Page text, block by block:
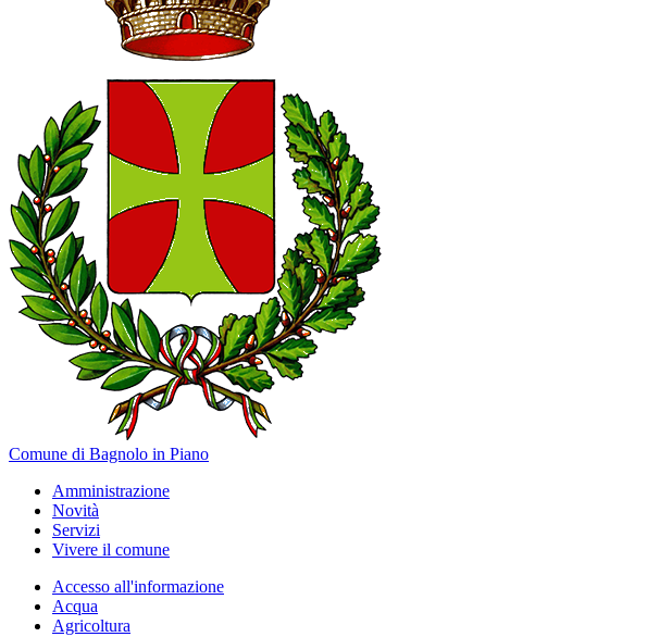
Comune di Bagnolo in Piano
Amministrazione
Novità
Servizi
Vivere il comune
Accesso all'informazione
Acqua
Agricoltura